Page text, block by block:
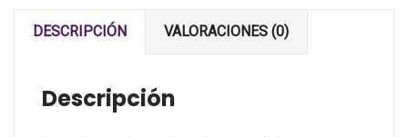
DESCRIPCIÓN VALORACIONES (0)
Descripción